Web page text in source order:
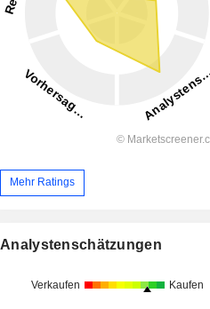
Mehr Ratings
Analystenschätzungen
Verkaufen Kaufen